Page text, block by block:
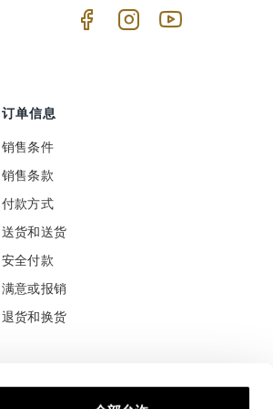
订单信息
销售条件
销售条款
付款方式
送货和送货
安全付款
满意或报销
退货和换货